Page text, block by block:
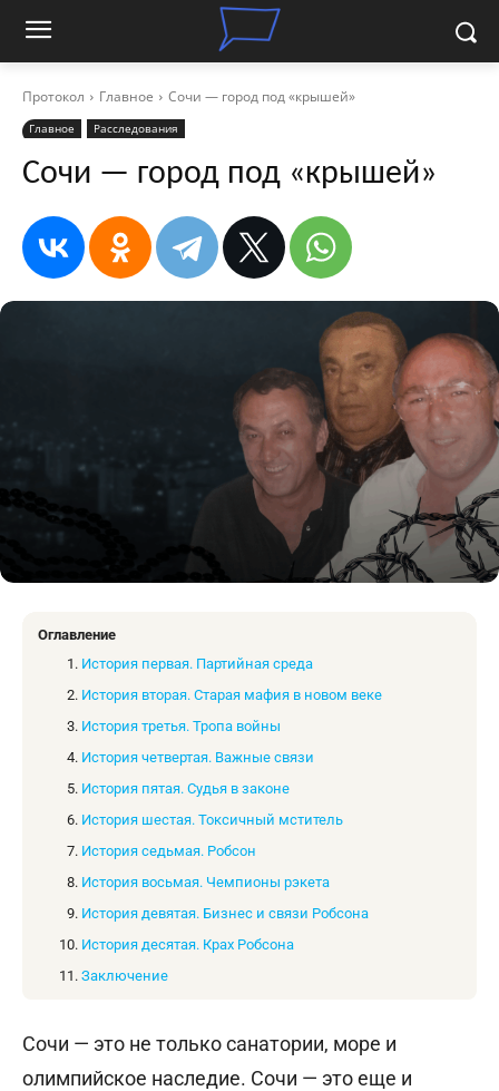
Протокол Главное Сочи — город под «крышей»
Главное Расследования
Сочи — город под «крышей»
Оглавление
История первая. Партийная среда
История вторая. Старая мафия в новом веке
История третья. Тропа войны
История четвертая. Важные связи
История пятая. Судья в законе
История шестая. Токсичный мститель
История седьмая. Робсон
История восьмая. Чемпионы рэкета
История девятая. Бизнес и связи Робсона
История десятая. Крах Робсона
Заключение
Сочи — это не только санатории, море и
олимпийское наследие. Сочи — это еще и